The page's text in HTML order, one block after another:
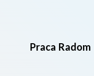
Praca Radom